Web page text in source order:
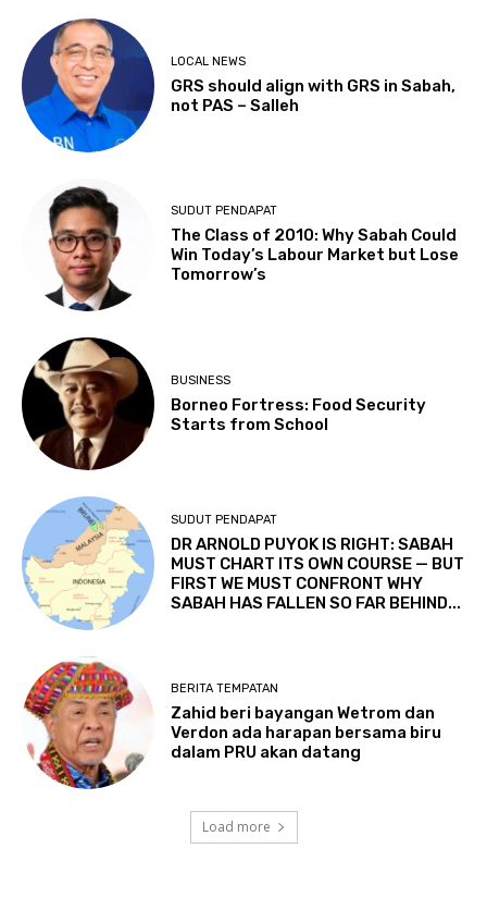
LOCAL NEWS
GRS should align with GRS in Sabah,
not PAS – Salleh
SUDUT PENDAPAT
The Class of 2010: Why Sabah Could
Win Today’s Labour Market but Lose
Tomorrow’s
BUSINESS
Borneo Fortress: Food Security
Starts from School
SUDUT PENDAPAT
DR ARNOLD PUYOK IS RIGHT: SABAH
MUST CHART ITS OWN COURSE — BUT
FIRST WE MUST CONFRONT WHY
SABAH HAS FALLEN SO FAR BEHIND...
BERITA TEMPATAN
Zahid beri bayangan Wetrom dan
Verdon ada harapan bersama biru
dalam PRU akan datang
Load more